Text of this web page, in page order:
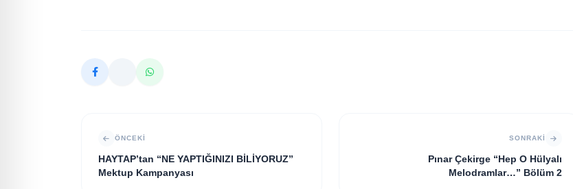
ÖNCEKI
HAYTAP’tan “NE YAPTIĞINIZI BİLİYORUZ”
Mektup Kampanyası
SONRAKI
Pınar Çekirge “Hep O Hülyalı
Melodramlar…” Bölüm 2